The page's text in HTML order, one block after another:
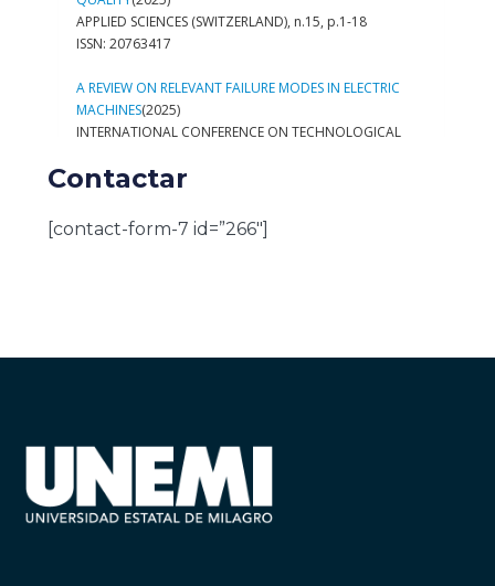
Contactar
[contact-form-7 id=”266″]